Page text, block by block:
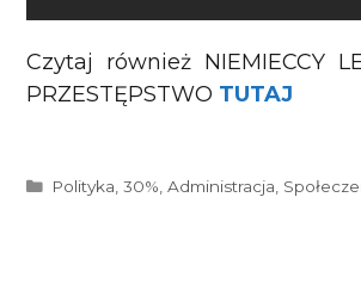
Czytaj również NIEMIECCY
PRZESTĘPSTWO TUTAJ
Kategorie
Polityka ,30% ,Administracja